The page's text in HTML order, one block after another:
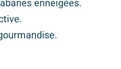
enneigées.